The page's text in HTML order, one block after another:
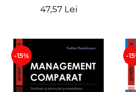
47,57 Lei
-15% -